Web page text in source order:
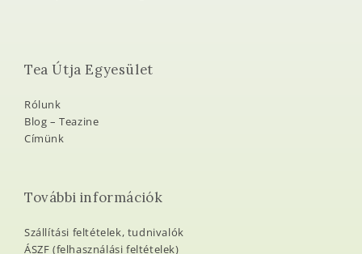
Tea Útja Egyesület
Rólunk
Blog – Teazine
Címünk
További információk
Szállítási feltételek, tudnivalók
ÁSZF (felhasználási feltételek)